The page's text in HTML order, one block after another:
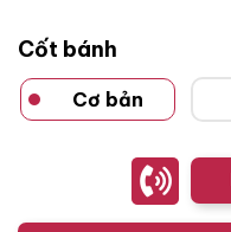
Cốt bánh
Cơ bản